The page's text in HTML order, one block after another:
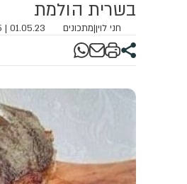
בשרית הולמת
חני לוין|מתכונים 01.05.23 | 09:45